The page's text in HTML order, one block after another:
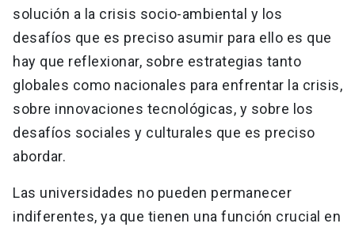
solución a la crisis socio-ambiental y los
desafíos que es preciso asumir para ello es que
hay que reflexionar, sobre estrategias tanto
globales como nacionales para enfrentar la crisis,
sobre innovaciones tecnológicas, y sobre los
desafíos sociales y culturales que es preciso
abordar.
Las universidades no pueden permanecer
indiferentes, ya que tienen una función crucial en